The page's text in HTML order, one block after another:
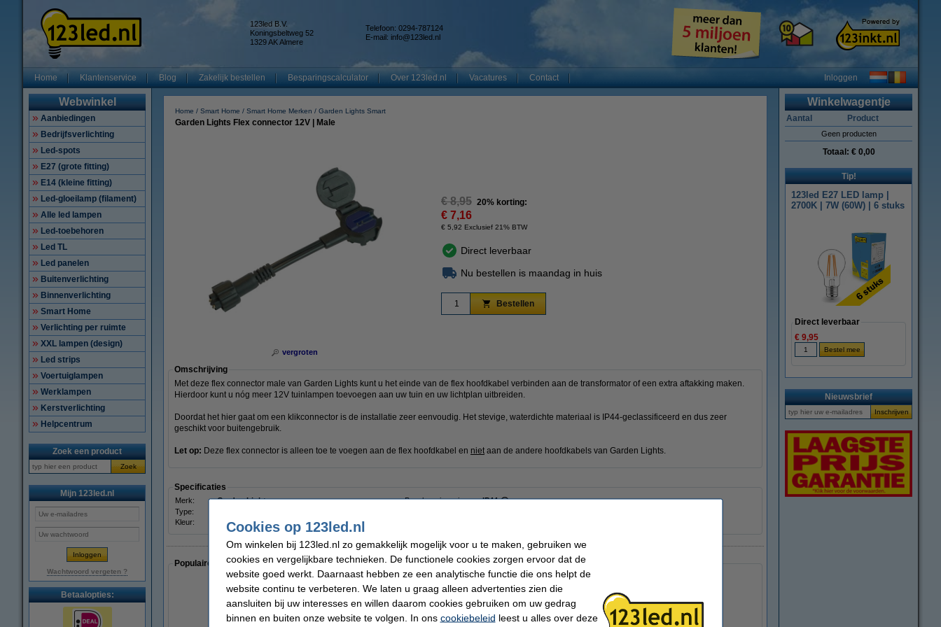
123led B.V.
Koningsbeltweg 52
1329 AK Almere
Telefoon: 0294-787124
E-mail: info@123led.nl
Home Klantenservice Blog Zakelijk bestellen Besparingscalculator Over 123led.nl Vacatures Contact Inloggen
Webwinkel
Aanbiedingen
Bedrijfsverlichting
Led-spots
E27 (grote fitting)
E14 (kleine fitting)
Led-gloeilamp (filament)
Alle led lampen
Led-toebehoren
Led TL
Led panelen
Buitenverlichting
Binnenverlichting
Smart Home
Verlichting per ruimte
XXL lampen (design)
Led strips
Voertuiglampen
Werklampen
Kerstverlichting
Helpcentrum
Zoek een product
Zoek
Mijn 123led.nl
Wachtwoord vergeten ?
Betaalopties:
Home Smart Home Smart Home Merken Garden Lights Smart
Garden Lights Flex connector 12V | Male
vergroten
€ 8,95 20% korting:
€ 7,16
€ 5,92 Exclusief 21% BTW
Direct leverbaar
Nu bestellen is maandag in huis
Bestellen
Omschrijving
Met deze flex connector male van Garden Lights kunt u het einde van de flex hoofdkabel verbinden aan de transformator of een extra aftakking maken.
Hierdoor kunt u nóg meer 12V tuinlampen toevoegen aan uw tuin en uw lichtplan uitbreiden.
Doordat het hier gaat om een klikconnector is de installatie zeer eenvoudig. Het stevige, waterdichte materiaal is IP44-geclassificeerd en dus zeer
geschikt voor buitengebruik.
Let op: Deze flex connector is alleen toe te voegen aan de flex hoofdkabel en niet aan de andere hoofdkabels van Garden Lights.
Specificaties
Merk: Garden Lights Beschermingsniveau: IP44
Type:
Kleur:
Zwart
Populaire artikelen van klanten die dit artikel ook besteld hebben
Winkelwagentje
Aantal Product
Geen producten
Totaal: € 0,00
Tip!
123led E27 LED lamp |
2700K | 7W (60W) | 6 stuks
Direct leverbaar
€ 9,95
Nieuwsbrief
Cookies op 123led.nl
Om winkelen bij 123led.nl zo gemakkelijk mogelijk voor u te maken, gebruiken we
cookies en vergelijkbare technieken. De functionele cookies zorgen ervoor dat de
website goed werkt. Daarnaast hebben ze een analytische functie die ons helpt de
website continu te verbeteren. We laten u graag alleen advertenties zien die
aansluiten bij uw interesses en willen daarom cookies gebruiken om uw gedrag
binnen en buiten onze website te volgen. In ons cookiebeleid leest u alles over deze